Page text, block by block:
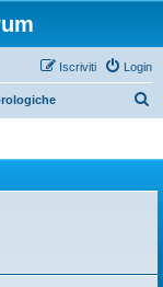
Login
Iscriviti